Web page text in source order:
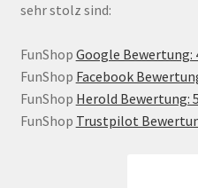
sehr stolz sind:
FunShop Google Bewertung:
FunShop Facebook
FunShop Herold Bewertung:
FunShop Trustpilot